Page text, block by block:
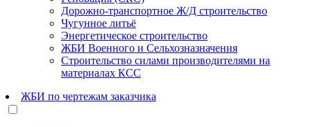
Дорожно-транспортное Ж/Д строительство
Чугунное литьё
Энергетическое строительство
ЖБИ Военного и Сельхозназначения
Строительство силами производителями на
материалах КСС
ЖБИ по чертежам заказчика